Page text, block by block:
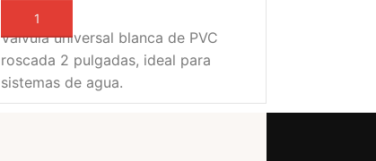
AÑADIR A LA CESTA
Válvula universal blanca de PVC
roscada 2 pulgadas, ideal para
sistemas de agua.